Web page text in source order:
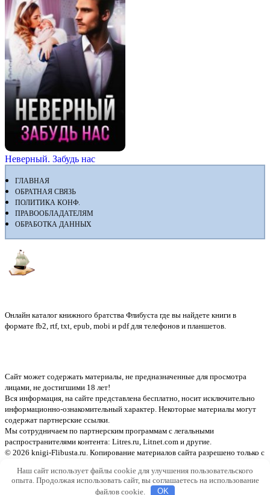
Неверный. Забудь нас
ГЛАВНАЯ
ОБРАТНАЯ СВЯЗЬ
ПОЛИТИКА КОНФ.
ПРАВООБЛАДАТЕЛЯМ
ОБРАБОТКА ДАННЫХ
Онлайн каталог книжного братства Флибуста где вы найдете книги в
формате fb2, rtf, txt, epub, mobi и pdf для телефонов и планшетов.
Сайт может содержать материалы, не предназначенные для просмотра
лицами, не достигшими 18 лет!
Вся информация, на сайте представлена бесплатно, носит исключительно
информационно-ознакомительный характер. Некоторые материалы могут
содержат партнерские ссылки.
Мы сотрудничаем по партнерским программам с легальными
распространителями контента: Litres.ru, Litnet.com и другие.
© 2026 knigi-Flibusta.ru. Копирование материалов сайта разрешено только с
Наш сайт использует файлы cookie для улучшения пользовательского
опыта. Продолжая использовать сайт, вы соглашаетесь на использование
файлов cookie.
OK